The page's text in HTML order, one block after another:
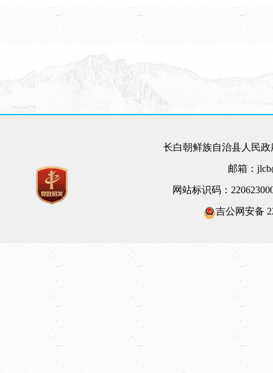
长白朝鲜族自治县人民
邮箱：
网站标识码：
吉公网安备